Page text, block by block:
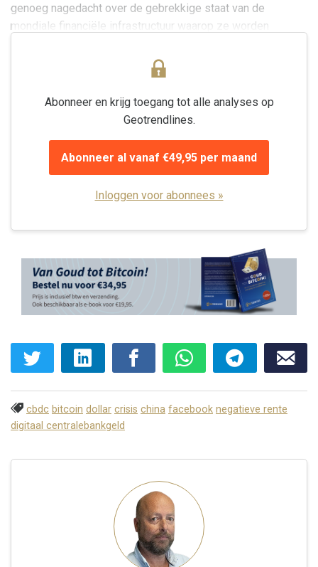
genoeg nagedacht over de gebrekkige staat van de
mondiale financiële infrastructuur waarop ze worden
Abonneer en krijg toegang tot alle analyses op
Geotrendlines.
Abonneer al vanaf €49,95 per maand
Inloggen voor abonnees »
cbdc bitcoin dollar crisis china facebook negatieve rente
digitaal centralebankgeld